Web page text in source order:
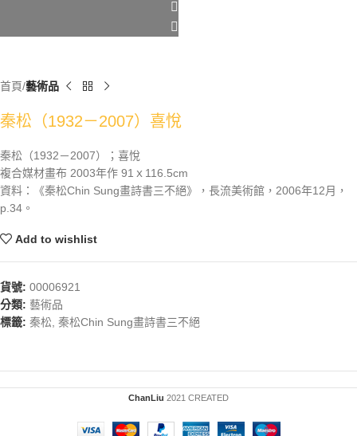
首頁 藝術品
秦松（1932－2007）喜悅
秦松（1932－2007）；喜悅
複合媒材畫布 2003年作 91ｘ116.5cm
資料：《秦松Chin Sung畫詩書三不絕》，長流美術館，2006年12月，
p.34。
Add to wishlist
貨號: 00006921
分類: 藝術品
標籤: 秦松 秦松Chin Sung畫詩書三不絕
ChanLiu 2021 CREATED